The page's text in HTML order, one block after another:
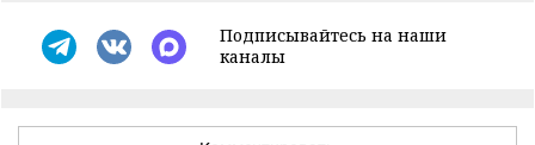
Подписывайтесь на наши
каналы